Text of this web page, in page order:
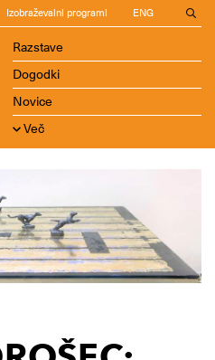
Izobraževalni programi ENG
Razstave
Dogodki
Novice
Več